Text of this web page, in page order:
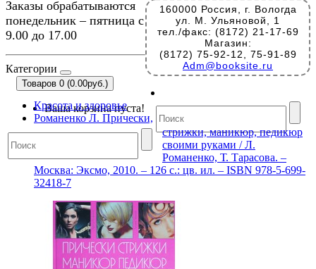
160000 Россия, г. Вологда
ул. М. Ульяновой, 1
тел./факс: (8172) 21-17-69
Магазин:
(8172) 75-92-12, 75-91-89
Adm@booksite.ru
Заказы обрабатываются
понедельник – пятница с
9.00 до 17.00
Категории
Товаров 0 (0.00руб.)
Ваша корзина пуста!
Красота и здоровье
Романенко Л. Прически,
стрижки, маникюр, педикюр
своими руками / Л.
Романенко, Т. Тарасова. –
Москва: Эксмо, 2010. – 126 с.: цв. ил. – ISBN 978-5-699-
32418-7